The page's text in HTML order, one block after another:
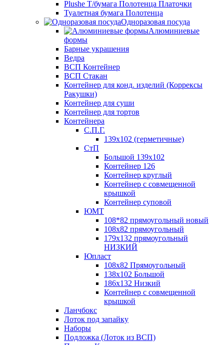
Plushe Т/бумага Полотенца Платочки
Туалетная бумага Полотенца
Одноразовая посуда
Алюминиевые
формы
Барные украшения
Ведра
ВСП Контейнер
ВСП Стакан
Контейнер для конд. изделий (Коррексы
Ракушки)
Контейнер для суши
Контейнер для тортов
Контейнера
С.П.Г.
139х102 (герметичные)
СтП
Большой 139х102
Контейнер 126
Контейнер круглый
Контейнер с совмещенной
крышкой
Контейнер суповой
ЮМТ
108*82 прямоугольный новый
108х82 прямоугольный
179х132 прямоугольный
НИЗКИЙ
Юпласт
108х82 Прямоугольный
138х102 Большой
186х132 Низкий
Контейнер с совмещенной
крышкой
Ланчбокс
Лоток под запайку
Наборы
Подложка (Лоток из ВСП)